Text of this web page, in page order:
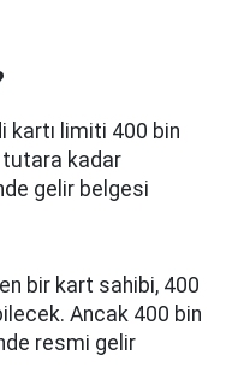
kartı limiti 400 bin
tutara kadar
gelir belgesi
bir kart sahibi, 400
Ancak 400 bin
resmi gelir